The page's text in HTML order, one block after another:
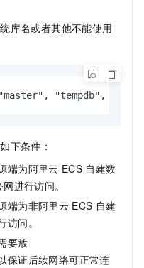
库名或者其他不能使用
"tempdb",
下条件：
端为阿里云 ECS 自建数
进行访问。
端为非阿里云 ECS 自建
问。
要放
保证后续网络可正常连